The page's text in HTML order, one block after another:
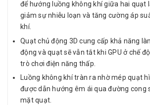
để hướng luồng không khí giữa hai quạt
giảm sự nhiễu loạn và tăng cường áp
khí.
Quạt chủ động 3D cung cấp khả năng
động và quạt sẽ vẫn tắt khi GPU ở chế
trò chơi điện năng thấp.
Luồng không khí tràn ra nhờ mép quạt
được dẫn hướng êm ái qua đường cong
mặt quạt.